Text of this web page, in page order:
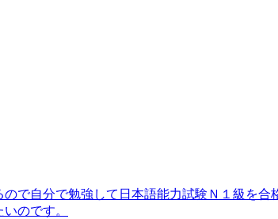
で自分で勉強して日本語能力試験Ｎ１級を合
のです。